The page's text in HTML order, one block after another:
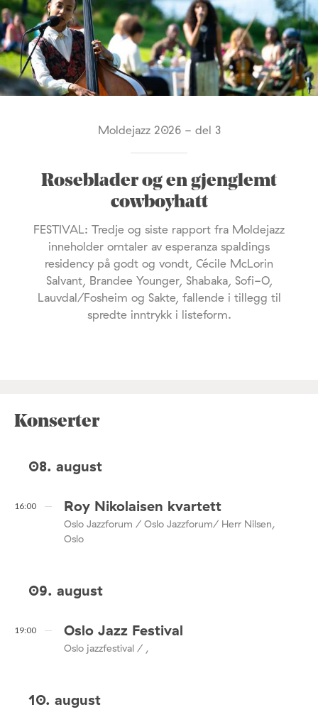
Moldejazz 2026 - del 3
Roseblader og en gjenglemt
cowboyhatt
FESTIVAL: Tredje og siste rapport fra Moldejazz
inneholder omtaler av esperanza spaldings
residency på godt og vondt, Cécile McLorin
Salvant, Brandee Younger, Shabaka, Sofi-O,
Lauvdal/Fosheim og Sakte, fallende i tillegg til
spredte inntrykk i listeform.
Konserter
08. august
16:00 Roy Nikolaisen kvartett
Oslo Jazzforum / Oslo Jazzforum/ Herr Nilsen,
Oslo
09. august
19:00 Oslo Jazz Festival
Oslo jazzfestival / ,
10. august